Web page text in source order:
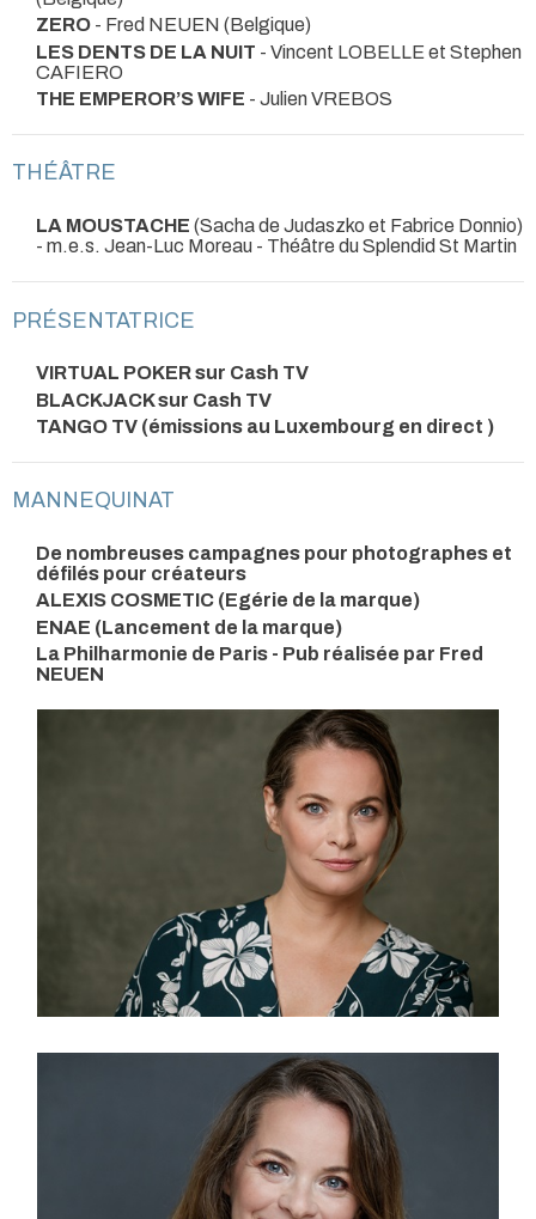
ZERO - Fred NEUEN (Belgique)
LES DENTS DE LA NUIT - Vincent LOBELLE et Stephen
CAFIERO
THE EMPEROR’S WIFE - Julien VREBOS
THÉÂTRE
LA MOUSTACHE (Sacha de Judaszko et Fabrice Donnio)
- m.e.s. Jean-Luc Moreau - Théâtre du Splendid St Martin
PRÉSENTATRICE
VIRTUAL POKER sur Cash TV
BLACKJACK sur Cash TV
TANGO TV (émissions au Luxembourg en direct )
MANNEQUINAT
De nombreuses campagnes pour photographes et
défilés pour créateurs
ALEXIS COSMETIC (Egérie de la marque)
ENAE (Lancement de la marque)
La Philharmonie de Paris - Pub réalisée par Fred
NEUEN